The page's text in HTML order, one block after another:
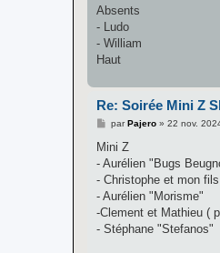
Absents
- Ludo
- William
Haut
Re: Soirée Mini Z
M
s
a
g
parPajero» 22 nov.
Mini Z
- Aurélien "Bugs
- Christophe et mon
- Aurélien "Morisme"
-Clement et Mathieu (
- Stéphane "Stefanos"